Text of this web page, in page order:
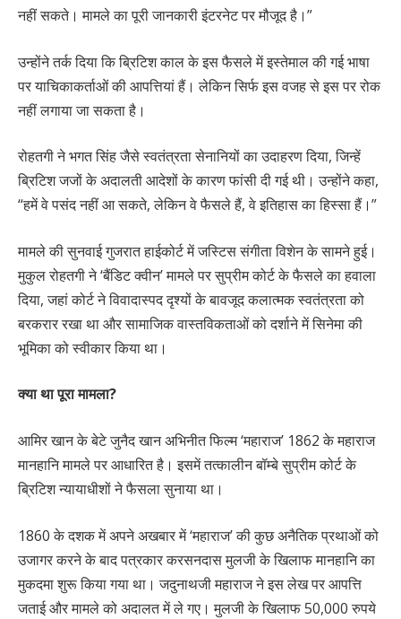
नहीं सकते। मामले का पूरी जानकारी इंटरनेट पर मौजूद है।”
उन्होंने तर्क दिया कि ब्रिटिश काल के इस फैसले में इस्तेमाल की गई भाषा
पर याचिकाकर्ताओं की आपत्तियां हैं। लेकिन सिर्फ इस वजह से इस पर रोक
नहीं लगाया जा सकता है।
रोहतगी ने भगत सिंह जैसे स्वतंत्रता सेनानियों का उदाहरण दिया, जिन्हें
ब्रिटिश जजों के अदालती आदेशों के कारण फांसी दी गई थी। उन्होंने कहा,
“हमें वे पसंद नहीं आ सकते, लेकिन वे फैसले हैं, वे इतिहास का हिस्सा हैं।”
मामले की सुनवाई गुजरात हाईकोर्ट में जस्टिस संगीता विशेन के सामने हुई।
मुकुल रोहतगी ने ‘बैंडिट क्वीन’ मामले पर सुप्रीम कोर्ट के फैसले का हवाला
दिया, जहां कोर्ट ने विवादास्पद दृश्यों के बावजूद कलात्मक स्वतंत्रता को
बरकरार रखा था और सामाजिक वास्तविकताओं को दर्शाने में सिनेमा की
भूमिका को स्वीकार किया था।
क्या था पूरा मामला?
आमिर खान के बेटे जुनैद खान अभिनीत फिल्म ‘महाराज’ 1862 के महाराज
मानहानि मामले पर आधारित है। इसमें तत्कालीन बॉम्बे सुप्रीम कोर्ट के
ब्रिटिश न्यायाधीशों ने फैसला सुनाया था।
1860 के दशक में अपने अखबार में ‘महाराज’ की कुछ अनैतिक प्रथाओं को
उजागर करने के बाद पत्रकार करसनदास मुलजी के खिलाफ मानहानि का
मुकदमा शुरू किया गया था। जदुनाथजी महाराज ने इस लेख पर आपत्ति
जताई और मामले को अदालत में ले गए। मुलजी के खिलाफ 50,000 रुपये